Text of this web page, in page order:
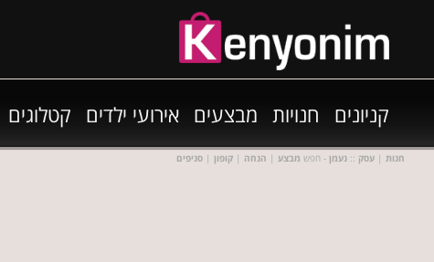
קניונים חנויות מבצעים אירועי ילדים קטלוגים
חנות | עסק :: נעמן - חפש מבצע | הנחה | קופון | סניפים